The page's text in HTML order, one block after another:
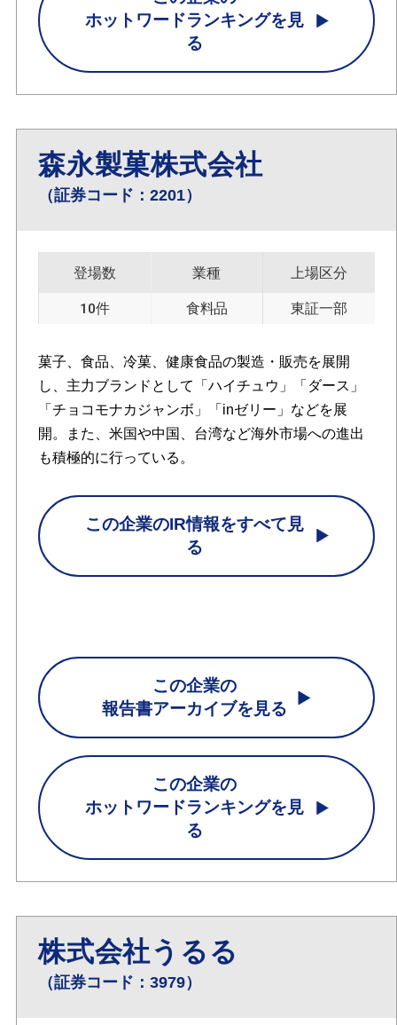
ホットワードランキングを見
る
森永製菓株式会社
（証券コード：2201）
登場数
10件
業種
食料品
上場区分
東証一部
菓子、食品、冷菓、健康食品の製造・販売を展開
し、主力ブランドとして「ハイチュウ」「ダース」
「チョコモナカジャンボ」「inゼリー」などを展
開。また、米国や中国、台湾など海外市場への進出
も積極的に行っている。
この企業のIR情報をすべて見
る
この企業の
報告書アーカイブを見る
この企業の
ホットワードランキングを見
る
株式会社うるる
（証券コード：3979）